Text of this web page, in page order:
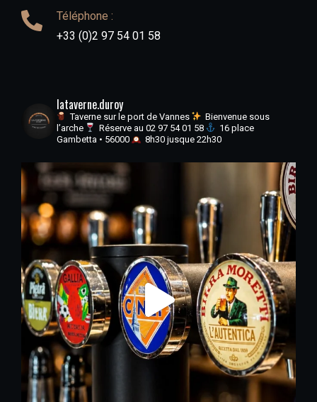
Téléphone :
+33 (0)2 97 54 01 58
lataverne.duroy
Taverne sur le port de Vannes
Bienvenue sous
l’arche
Réserve au 02 97 54 01 58
16 place
Gambetta • 56000
8h30 jusque 22h30